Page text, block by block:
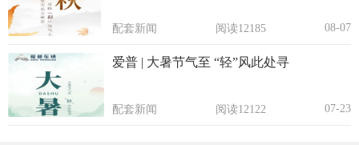
配套新闻 阅读12185 08-07
爱普 | 大暑节气至 “轻”风此处寻
配套新闻 阅读12122 07-23